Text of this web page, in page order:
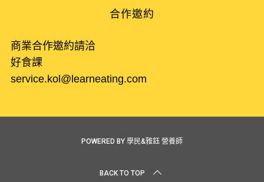
合作邀約
商業合作邀約請洽
好食課
service.kol@learneating.com
POWERED BY 學民&雅鈺 營養師
BACK TO TOP